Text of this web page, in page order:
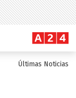
Últimas Noticias